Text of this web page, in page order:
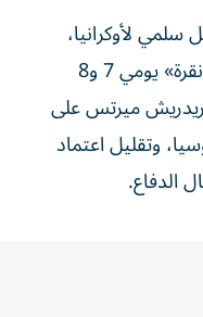
لأوكرانيا،
ونسّقنا مواقفنا قبل قمة الناتو في أنقرة» يومي 7 و8
ميرتس على
وتقليل اعتماد
الدفاع.